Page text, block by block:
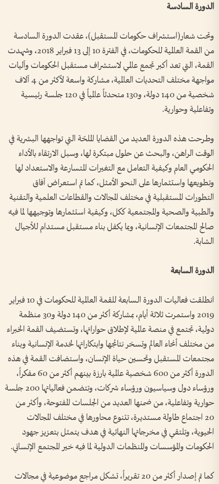
الدورة السادسة
وتحت شعار(استشراف حكومات المستقبل)، عقدت الدورة السادسة
من القمة العالمية للحكومات، في الفترة 10 إلى 13 فبراير 2018، وشهدت
القمة، التي تعد أكبر تجمع عالمي لاستشراف مستقبل الحكومات وآليات
مواجهة مختلف التحديات العالمية، مشاركة واسعة لأكثر من 4 آلاف
شخصية من 140 دولة، و130 متحدثاً عالمياً في 120 جلسة رئيسية
وتفاعلية وحوارية.
وطرحت هذه الدورة العديد من القضايا الملحّة التي تواجهها البشرية في
الوقت الراهن، والبحث عن حلول مبتكرة لها، وسبل الارتقاء بالأداء
الحكومي العام وكيفية التعامل مع التغيرات المتسارعة والاستعداد لها
وتطويعها واستثمارها على النحو الأمثل، كما تم استعراض آفاق
التطورات المستقبلية في مختلف المجالات والقطاعات العلمية والتقنية
والطبية والصحية والمجتمعية ككل، وكيفية استثمارها وتوجيهها لما فيه
صالح المجتمعات الإنسانية، وبما يكفل بناء مستقبل مستدام للأجيال
الشابة.
الدورة السابعة
انطلقت فعاليات الدورة الـسابعة للقمة العالمية للحكومات في 10 فبراير
2019 واستمرت ثلاثة أيام، بمشاركة أكثر من 140 دولة و30 منظمة
دولية، تجتمع في منصة عالمية لإطلاق حواراتها، وتستضيف القمة الخبراء
من مختلف أنحاء العالم وتسخر نتائجها وابتكاراتها لخدمة الإنسانية وبناء
مجتمعات المستقبل وتحسين حياة الإنسان، واستضافت القمة في هذه
الدورة أكثر من 600 شخصية عالمية بارزة بينهم أكثر من 60 مفكراً،
ورؤساء دول وسياسيون ورؤساء شركات، وتتضمن فعالياتها 200 جلسة
حوارية وتفاعلية، من ضمنها العديد من الجلسات المفتوحة، وأكثر من
20 اجتماع طاولة مستديرة، تتنوع محاورها في مختلف المجالات
الحيوية، وتلتقي في مخرجاتها النهائية في هدف يتمثل بتعزيز جهود
الحكومات والمؤسسات والمنظمات الدولية لما فيه خير المجتمع الإنساني.
كما تم إصدار أكثر من 20 تقريراً، تشكل مراجع موضوعية في مجالات